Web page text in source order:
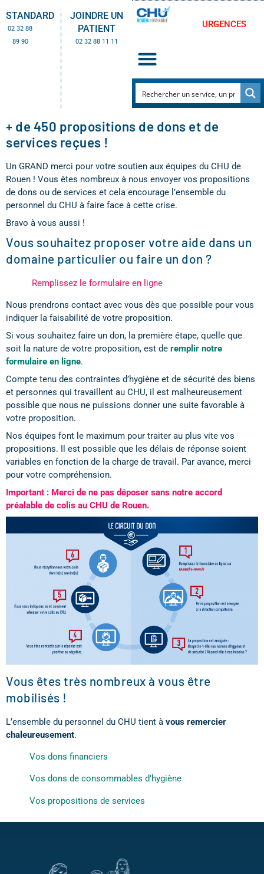
STANDARD
02 32 88
89 90
JOINDRE UN
PATIENT
02 32 88 11 11
URGENCES
+ de 450 propositions de dons et de
services reçues !
Un GRAND merci pour votre soutien aux équipes du CHU de
Rouen ! Vous êtes nombreux à nous envoyer vos propositions
de dons ou de services et cela encourage l’ensemble du
personnel du CHU à faire face à cette crise.
Bravo à vous aussi !
Vous souhaitez proposer votre aide dans un
domaine particulier ou faire un don ?
Remplissez le formulaire en ligne
Nous prendrons contact avec vous dès que possible pour vous
indiquer la faisabilité de votre proposition.
Si vous souhaitez faire un don, la première étape, quelle que
soit la nature de votre proposition, est de remplir notre
formulaire en ligne.
Compte tenu des contraintes d’hygiène et de sécurité des biens
et personnes qui travaillent au CHU, il est malheureusement
possible que nous ne puissions donner une suite favorable à
votre proposition.
Nos équipes font le maximum pour traiter au plus vite vos
propositions. Il est possible que les délais de réponse soient
variables en fonction de la charge de travail. Par avance, merci
pour votre compréhension.
Important : Merci de ne pas déposer sans notre accord
préalable de colis au CHU de Rouen.
Vous êtes très nombreux à vous être
mobilisés !
L’ensemble du personnel du CHU tient à vous remercier
chaleureusement.
Vos dons financiers
Vos dons de consommables d’hygiène
Vos propositions de services